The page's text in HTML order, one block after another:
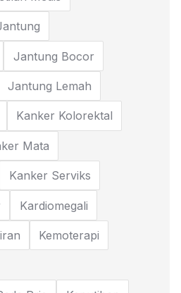
Jantung Bocor
Jantung Lemah
Kanker Kolorektal
Mata
Kanker Serviks
Kardiomegali
Kemoterapi